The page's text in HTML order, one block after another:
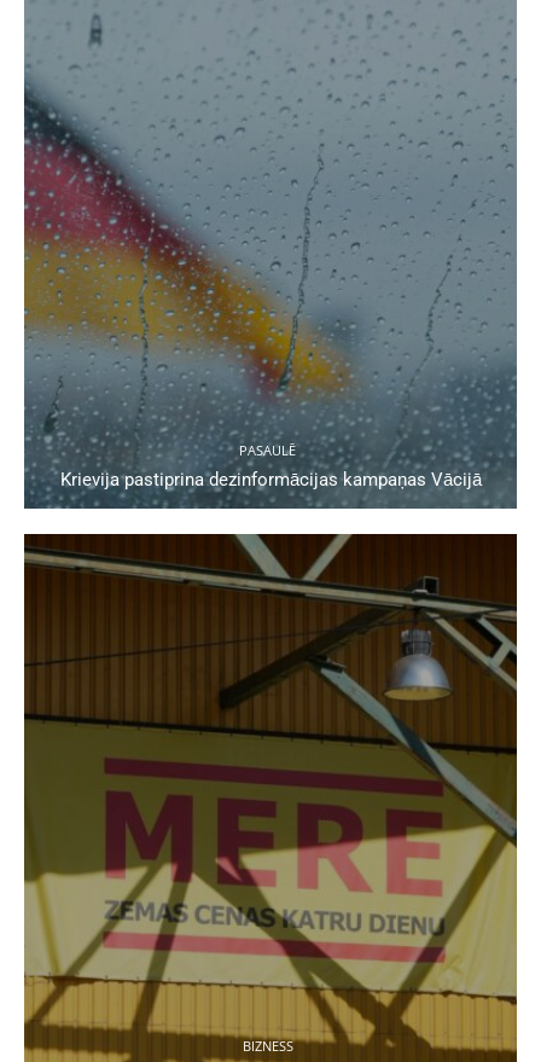
PASAULĒ
Krievija pastiprina dezinformācijas kampaņas Vācijā
BIZNESS